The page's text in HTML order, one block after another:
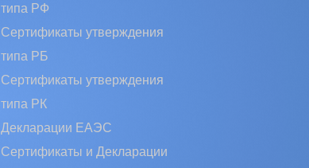
типа РФ
Сертификаты утверждения
типа РБ
Сертификаты утверждения
типа РК
Декларации ЕАЭС
Сертификаты и Декларации